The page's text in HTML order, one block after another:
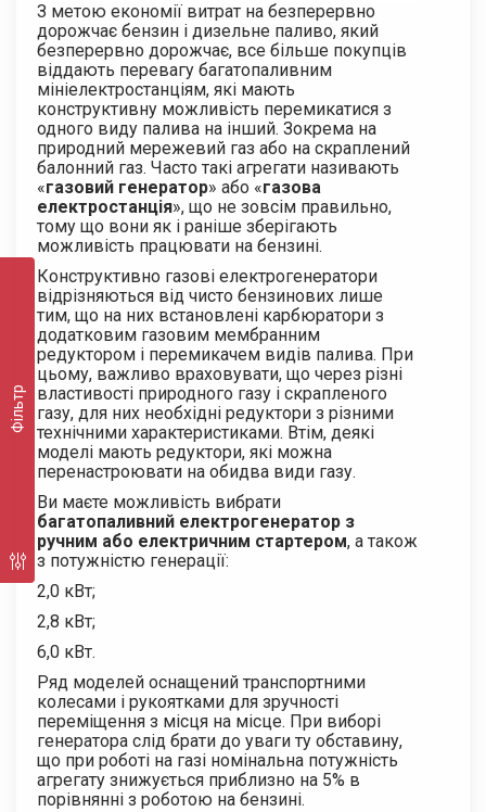
Фільтр
З метою економії витрат на безперервно
дорожчає бензин і дизельне паливо, який
безперервно дорожчає, все більше покупців
віддають перевагу багатопаливним
мініелектростанціям, які мають
конструктивну можливість перемикатися з
одного виду палива на інший. Зокрема на
природний мережевий газ або на скраплений
балонний газ. Часто такі агрегати називають
«газовий генератор» або «газова
електростанція», що не зовсім правильно,
тому що вони як і раніше зберігають
можливість працювати на бензині.
Конструктивно газові електрогенератори
відрізняються від чисто бензинових лише
тим, що на них встановлені карбюратори з
додатковим газовим мембранним
редуктором і перемикачем видів палива. При
цьому, важливо враховувати, що через різні
властивості природного газу і скрапленого
газу, для них необхідні редуктори з різними
технічними характеристиками. Втім, деякі
моделі мають редуктори, які можна
перенастроювати на обидва види газу.
Ви маєте можливість вибрати
багатопаливний електрогенератор з
ручним або електричним стартером, а також
з потужністю генерації:
2,0 кВт;
2,8 кВт;
6,0 кВт.
Ряд моделей оснащений транспортними
колесами і рукоятками для зручності
переміщення з місця на місце. При виборі
генератора слід брати до уваги ту обставину,
що при роботі на газі номінальна потужність
агрегату знижується приблизно на 5% в
порівнянні з роботою на бензині.